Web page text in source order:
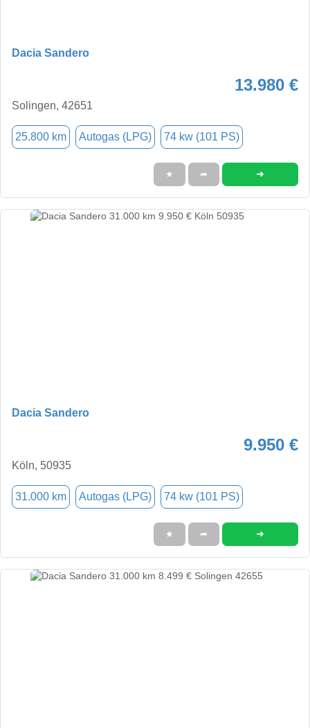
Dacia Sandero
13.980 €
Solingen, 42651
25.800 km Autogas (LPG) 74 kw (101 PS)
★ ➦ ➜
Dacia Sandero
9.950 €
Köln, 50935
31.000 km Autogas (LPG) 74 kw (101 PS)
★ ➦ ➜